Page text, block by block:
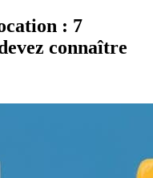
: 7
connaître